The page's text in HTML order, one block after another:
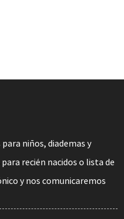
niños, diademas y
recién nacidos o lista de
y nos comunicaremos